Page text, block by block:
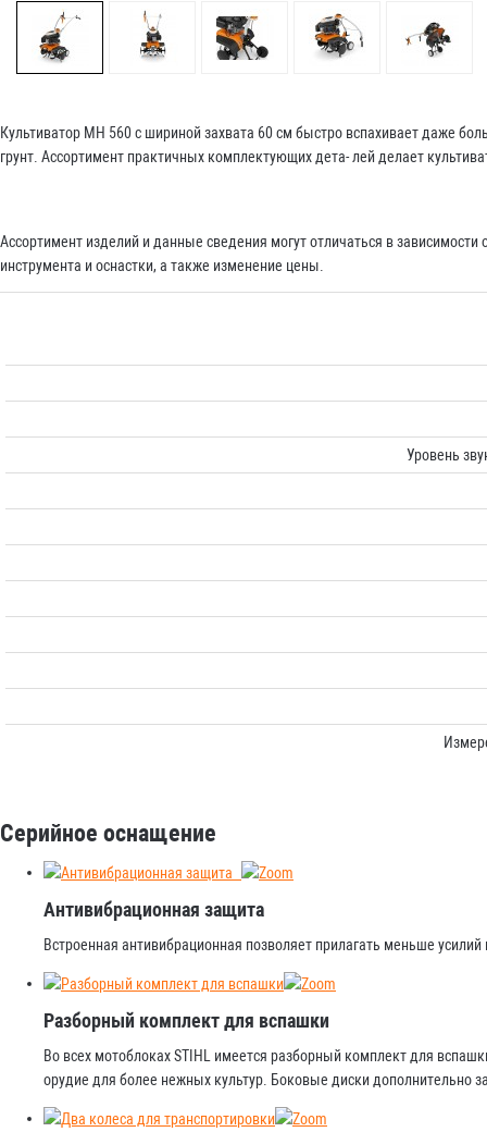
Культиватор MH 560 с шириной захвата 60 см быстро вспахивает даже
грунт. Ассортимент практичных комплектующих дета- лей делает
Ассортимент изделий и данные сведения могут отличаться в
инструмента и оснастки, а также изменение цены.
Уровень
Серийное оснащение
Антивибрационная защита
Встроенная антивибрационная позволяет прилагать меньше
Разборный комплект для вспашки
Во всех мотоблоках STIHL имеется разборный комплект для
орудие для более нежных культур. Боковые диски дополнительно